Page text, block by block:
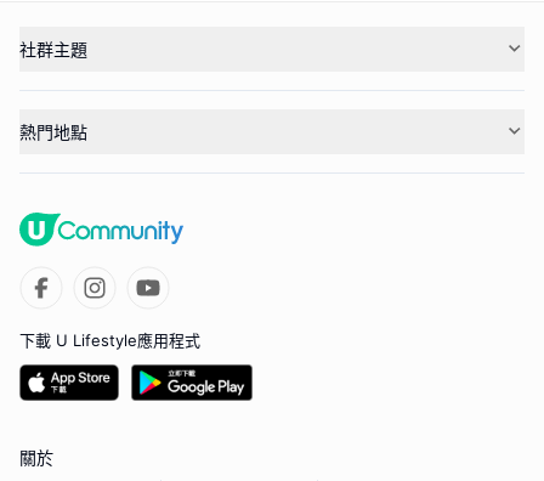
社群主題
熱門地點
下載 U Lifestyle應用程式
關於